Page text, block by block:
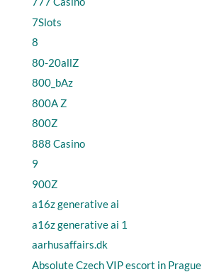
7Slots
8
80-20allZ
800_bAz
800A Z
800Z
888 Casino
9
900Z
a16z generative ai
a16z generative ai 1
aarhusaffairs.dk
Absolute Czech VIP escort in Prague